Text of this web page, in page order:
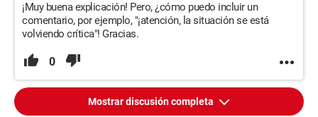
¡Muy buena explicación! Pero, ¿cómo puedo incluir un
comentario, por ejemplo, "¡atención, la situación se está
volviendo crítica"! Gracias.
0
Mostrar discusión completa